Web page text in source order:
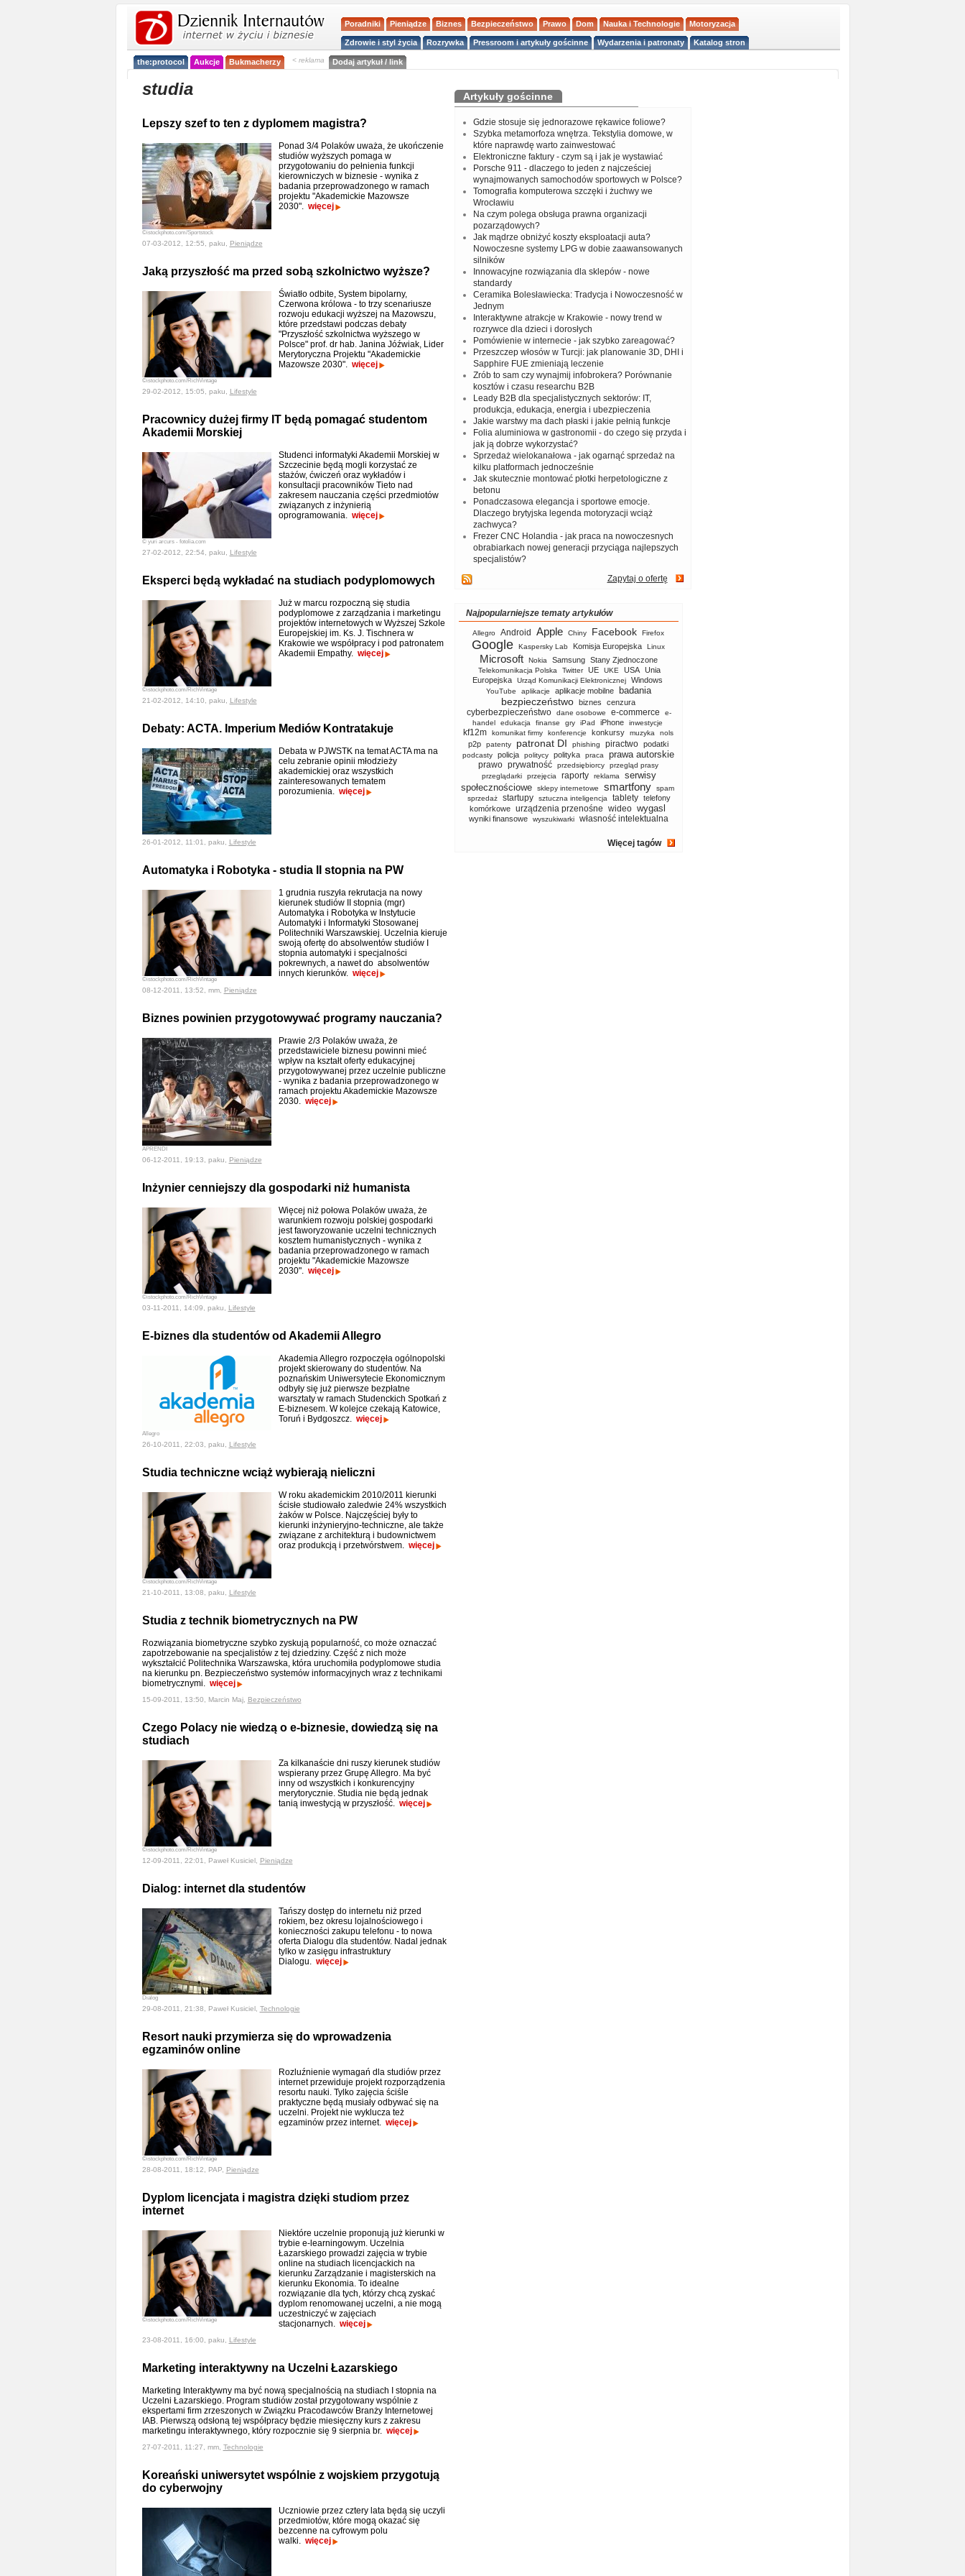
Poradniki Pieniądze Biznes Bezpieczeństwo Prawo Dom Nauka i Technologie Motoryzacja
Zdrowie i styl życia Rozrywka Pressroom i artykuły gościnne Wydarzenia i patronaty Katalog stron
the:protocol Aukcje Bukmacherzy < reklama Dodaj artykuł / link
studia
Lepszy szef to ten z dyplomem magistra?
©istockphoto.com/Sportstock
Ponad 3/4 Polaków uważa, że ukończenie
studiów wyższych pomaga w
przygotowaniu do pełnienia funkcji
kierowniczych w biznesie - wynika z
badania przeprowadzonego w ramach
projektu "Akademickie Mazowsze
2030". więcej
07-03-2012, 12:55, paku, Pieniądze
Jaką przyszłość ma przed sobą szkolnictwo wyższe?
©istockphoto.com/RichVintage
Światło odbite, System bipolarny,
Czerwona królowa - to trzy scenariusze
rozwoju edukacji wyższej na Mazowszu,
które przedstawi podczas debaty
"Przyszłość szkolnictwa wyższego w
Polsce" prof. dr hab. Janina Jóźwiak, Lider
Merytoryczna Projektu "Akademickie
Mazowsze 2030". więcej
29-02-2012, 15:05, paku, Lifestyle
Pracownicy dużej firmy IT będą pomagać studentom
Akademii Morskiej
© yuri arcurs - fotolia.com
Studenci informatyki Akademii Morskiej w
Szczecinie będą mogli korzystać ze
stażów, ćwiczeń oraz wykładów i
konsultacji pracowników Tieto nad
zakresem nauczania części przedmiotów
związanych z inżynierią
oprogramowania. więcej
27-02-2012, 22:54, paku, Lifestyle
Eksperci będą wykładać na studiach podyplomowych
©istockphoto.com/RichVintage
Już w marcu rozpoczną się studia
podyplomowe z zarządzania i marketingu
projektów internetowych w Wyższej Szkole
Europejskiej im. Ks. J. Tischnera w
Krakowie we współpracy i pod patronatem
Akademii Empathy. więcej
21-02-2012, 14:10, paku, Lifestyle
Debaty: ACTA. Imperium Mediów Kontratakuje
Debata w PJWSTK na temat ACTA ma na
celu zebranie opinii młodzieży
akademickiej oraz wszystkich
zainteresowanych tematem
porozumienia. więcej
26-01-2012, 11:01, paku, Lifestyle
Automatyka i Robotyka - studia II stopnia na PW
©istockphoto.com/RichVintage
1 grudnia ruszyła rekrutacja na nowy
kierunek studiów II stopnia (mgr)
Automatyka i Robotyka w Instytucie
Automatyki i Informatyki Stosowanej
Politechniki Warszawskiej. Uczelnia kieruje
swoją ofertę do absolwentów studiów I
stopnia automatyki i specjalności
pokrewnych, a nawet do absolwentów
innych kierunków. więcej
08-12-2011, 13:52, mm, Pieniądze
Biznes powinien przygotowywać programy nauczania?
APRENDI
Prawie 2/3 Polaków uważa, że
przedstawiciele biznesu powinni mieć
wpływ na kształt oferty edukacyjnej
przygotowywanej przez uczelnie publiczne
- wynika z badania przeprowadzonego w
ramach projektu Akademickie Mazowsze
2030. więcej
06-12-2011, 19:13, paku, Pieniądze
Inżynier cenniejszy dla gospodarki niż humanista
©istockphoto.com/RichVintage
Więcej niż połowa Polaków uważa, że
warunkiem rozwoju polskiej gospodarki
jest faworyzowanie uczelni technicznych
kosztem humanistycznych - wynika z
badania przeprowadzonego w ramach
projektu "Akademickie Mazowsze
2030". więcej
03-11-2011, 14:09, paku, Lifestyle
E-biznes dla studentów od Akademii Allegro
Allegro
Akademia Allegro rozpoczęła ogólnopolski
projekt skierowany do studentów. Na
poznańskim Uniwersytecie Ekonomicznym
odbyły się już pierwsze bezpłatne
warsztaty w ramach Studenckich Spotkań z
E-biznesem. W kolejce czekają Katowice,
Toruń i Bydgoszcz. więcej
26-10-2011, 22:03, paku, Lifestyle
Studia techniczne wciąż wybierają nieliczni
©istockphoto.com/RichVintage
W roku akademickim 2010/2011 kierunki
ścisłe studiowało zaledwie 24% wszystkich
żaków w Polsce. Najczęściej były to
kierunki inżynieryjno-techniczne, ale także
związane z architekturą i budownictwem
oraz produkcją i przetwórstwem. więcej
21-10-2011, 13:08, paku, Lifestyle
Studia z technik biometrycznych na PW
Rozwiązania biometryczne szybko zyskują popularność, co może oznaczać
zapotrzebowanie na specjalistów z tej dziedziny. Część z nich może
wykształcić Politechnika Warszawska, która uruchomiła podyplomowe studia
na kierunku pn. Bezpieczeństwo systemów informacyjnych wraz z technikami
biometrycznymi. więcej
15-09-2011, 13:50, Marcin Maj, Bezpieczeństwo
Czego Polacy nie wiedzą o e-biznesie, dowiedzą się na
studiach
©istockphoto.com/RichVintage
Za kilkanaście dni ruszy kierunek studiów
wspierany przez Grupę Allegro. Ma być
inny od wszystkich i konkurencyjny
merytorycznie. Studia nie będą jednak
tanią inwestycją w przyszłość. więcej
12-09-2011, 22:01, Paweł Kusiciel, Pieniądze
Dialog: internet dla studentów
Dialog
Tańszy dostęp do internetu niż przed
rokiem, bez okresu lojalnościowego i
konieczności zakupu telefonu - to nowa
oferta Dialogu dla studentów. Nadal jednak
tylko w zasięgu infrastruktury
Dialogu. więcej
29-08-2011, 21:38, Paweł Kusiciel, Technologie
Resort nauki przymierza się do wprowadzenia
egzaminów online
©istockphoto.com/RichVintage
Rozluźnienie wymagań dla studiów przez
internet przewiduje projekt rozporządzenia
resortu nauki. Tylko zajęcia ściśle
praktyczne będą musiały odbywać się na
uczelni. Projekt nie wyklucza też
egzaminów przez internet. więcej
28-08-2011, 18:12, PAP, Pieniądze
Dyplom licencjata i magistra dzięki studiom przez
internet
©istockphoto.com/RichVintage
Niektóre uczelnie proponują już kierunki w
trybie e-learningowym. Uczelnia
Łazarskiego prowadzi zajęcia w trybie
online na studiach licencjackich na
kierunku Zarządzanie i magisterskich na
kierunku Ekonomia. To idealne
rozwiązanie dla tych, którzy chcą zyskać
dyplom renomowanej uczelni, a nie mogą
uczestniczyć w zajęciach
stacjonarnych. więcej
23-08-2011, 16:00, paku, Lifestyle
Marketing interaktywny na Uczelni Łazarskiego
Marketing Interaktywny ma być nową specjalnością na studiach I stopnia na
Uczelni Łazarskiego. Program studiów został przygotowany wspólnie z
ekspertami firm zrzeszonych w Związku Pracodawców Branży Internetowej
IAB. Pierwszą odsłoną tej współpracy będzie miesięczny kurs z zakresu
marketingu interaktywnego, który rozpocznie się 9 sierpnia br. więcej
27-07-2011, 11:27, mm, Technologie
Koreański uniwersytet wspólnie z wojskiem przygotują
do cyberwojny
Uczniowie przez cztery lata będą się uczyli
przedmiotów, które mogą okazać się
bezcenne na cyfrowym polu
walki. więcej
Artykuły gościnne
Gdzie stosuje się jednorazowe rękawice foliowe?
Szybka metamorfoza wnętrza. Tekstylia domowe, w
które naprawdę warto zainwestować
Elektroniczne faktury - czym są i jak je wystawiać
Porsche 911 - dlaczego to jeden z najcześciej
wynajmowanych samochodów sportowych w Polsce?
Tomografia komputerowa szczęki i żuchwy we
Wrocławiu
Na czym polega obsługa prawna organizacji
pozarządowych?
Jak mądrze obniżyć koszty eksploatacji auta?
Nowoczesne systemy LPG w dobie zaawansowanych
silników
Innowacyjne rozwiązania dla sklepów - nowe
standardy
Ceramika Bolesławiecka: Tradycja i Nowoczesność w
Jednym
Interaktywne atrakcje w Krakowie - nowy trend w
rozrywce dla dzieci i dorosłych
Pomówienie w internecie - jak szybko zareagować?
Przeszczep włosów w Turcji: jak planowanie 3D, DHI i
Sapphire FUE zmieniają leczenie
Zrób to sam czy wynajmij infobrokera? Porównanie
kosztów i czasu researchu B2B
Leady B2B dla specjalistycznych sektorów: IT,
produkcja, edukacja, energia i ubezpieczenia
Jakie warstwy ma dach płaski i jakie pełnią funkcje
Folia aluminiowa w gastronomii - do czego się przyda i
jak ją dobrze wykorzystać?
Sprzedaż wielokanałowa - jak ogarnąć sprzedaż na
kilku platformach jednocześnie
Jak skutecznie montować płotki herpetologiczne z
betonu
Ponadczasowa elegancja i sportowe emocje.
Dlaczego brytyjska legenda motoryzacji wciąż
zachwyca?
Frezer CNC Holandia - jak praca na nowoczesnych
obrabiarkach nowej generacji przyciąga najlepszych
specjalistów?
Zapytaj o ofertę
Najpopularniejsze tematy artykułów
Allegro Android Apple Chiny Facebook Firefox
Google Kaspersky Lab Komisja Europejska Linux
Microsoft Nokia Samsung Stany Zjednoczone
Telekomunikacja Polska Twitter UE UKE USA
Unia
Europejska
Urząd Komunikacji Elektronicznej Windows
YouTube aplikacje aplikacje mobilne badania
bezpieczeństwo biznes cenzura
cyberbezpieczeństwo dane osobowe e-commerce
e-
handel
edukacja finanse gry iPad iPhone inwestycje
kf12m komunikat firmy konferencje konkursy muzyka nols
p2p patenty patronat DI phishing piractwo podatki
podcasty policja politycy polityka praca prawa autorskie
prawo prywatność przedsiębiorcy
przegląd prasy
przeglądarki
przejęcia raporty reklama
serwisy
społecznościowe
sklepy internetowe smartfony
spam
sprzedaż
startupy sztuczna inteligencja tablety telefony
komórkowe urządzenia przenośne wideo wygasl
wyniki finansowe wyszukiwarki własność intelektualna
Więcej tagów